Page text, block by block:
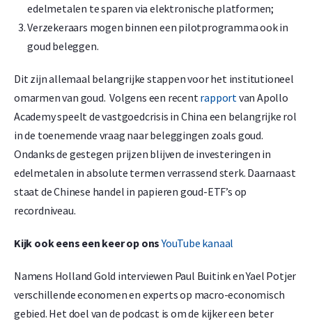
edelmetalen te sparen via elektronische platformen;
Verzekeraars mogen binnen een pilotprogramma ook in
goud beleggen.
Dit zijn allemaal belangrijke stappen voor het institutioneel
omarmen van goud. Volgens een recent rapport van Apollo
Academy speelt de vastgoedcrisis in China een belangrijke rol
in de toenemende vraag naar beleggingen zoals goud.
Ondanks de gestegen prijzen blijven de investeringen in
edelmetalen in absolute termen verrassend sterk. Daarnaast
staat de Chinese handel in papieren goud-ETF’s op
recordniveau.
Kijk ook eens een keer op ons YouTube kanaal
Namens Holland Gold interviewen Paul Buitink en Yael Potjer
verschillende economen en experts op macro-economisch
gebied. Het doel van de podcast is om de kijker een beter